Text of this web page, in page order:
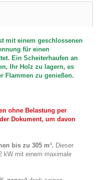
mit einem geschlossenen
für einen
Ein Scheiterhaufen an
Ihr Holz zu lagern, es
Flammen zu genießen.
ohne Belastung per
Dokument, um davon
bis zu 305 m³. Dieser
kW mit einem maximale